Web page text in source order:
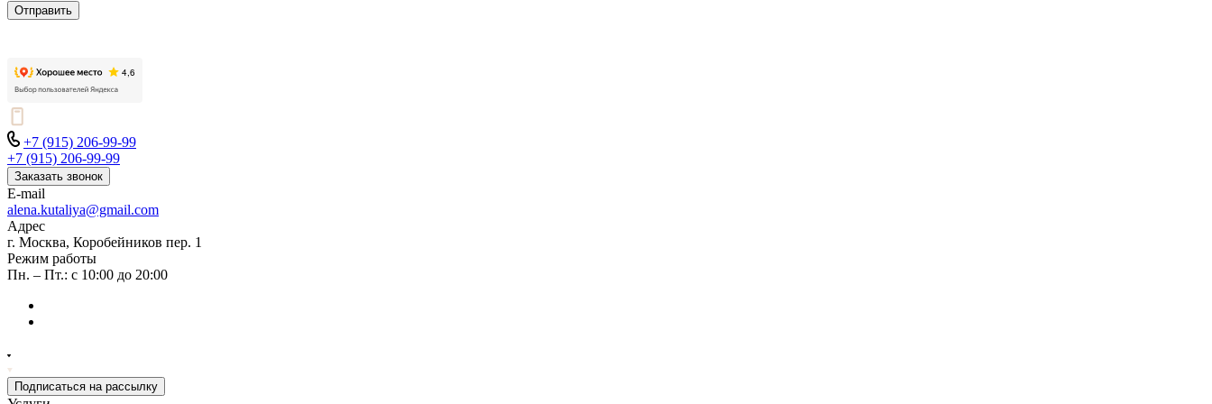
Отправить
+7 (915) 206-99-99
+7 (915) 206-99-99
Заказать звонок
E-mail
alena.kutaliya@gmail.com
Адрес
г. Москва, Коробейников пер. 1
Режим работы
Пн. – Пт.: с 10:00 до 20:00
Подписаться на рассылку